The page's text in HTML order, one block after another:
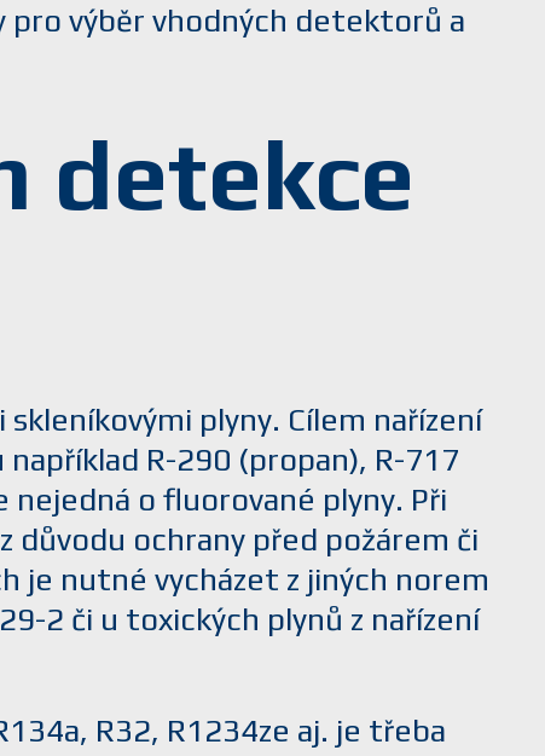
pro výběr vhodných detektorů a
detekce
plyny. Cílem nařízení
R-290 (propan), R-717
o fluorované plyny. Při
důvodu ochrany před požárem či
je nutné vycházet z jiných norem
2 či u toxických plynů z nařízení
R32, R1234ze aj. je třeba